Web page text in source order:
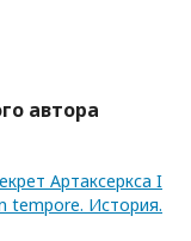
автора
Артаксеркса I
tempore. История.